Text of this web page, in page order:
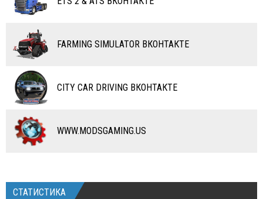
САМОЛЕТЫ
RC ТРАНСПОРТ
КАРТЫ
ЧИТЫ
ПРОГРАММЫ
РАЗНОЕ
FARMING SIMULATOR ВКОНТАКТЕ
CITY CAR DRIVING ВКОНТАКТЕ
WWW.MODSGAMING.US
СТАТИСТИКА